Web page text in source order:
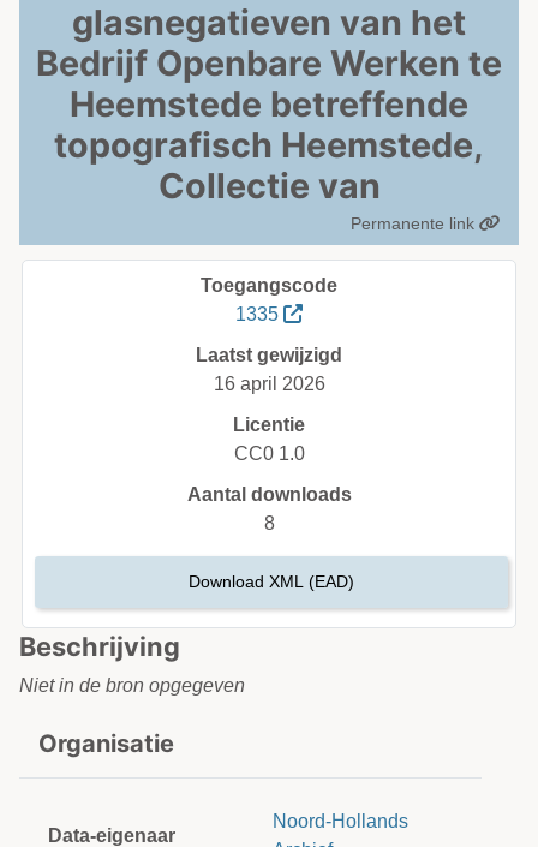
glasnegatieven van het
Bedrijf Openbare Werken te
Heemstede betreffende
topografisch Heemstede,
Collectie van
Permanente link
Beschrijving
Niet in de bron opgegeven
Organisatie
Data-eigenaar
Noord-Hollands
Toegangscode
1335
Laatst gewijzigd
16 april 2026
Licentie
CC0 1.0
Aantal downloads
8
Download XML (EAD)